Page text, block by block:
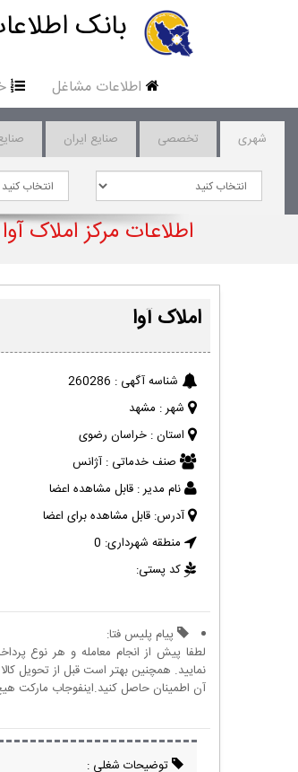
بانک
اطلاعات مشاغل
شهری تخصصی صنایع ایران
اطلاعات مرکز املاک آوا
املاک آوا
شناسه آگهی : 260286
شهر : مشهد
استان : خراسان رضوی
صنف خدماتی : آژانس
نام مدیر : قابل مشاهده اعضا
آدرس: قابل مشاهده برای اعضا
منطقه شهرداری: 0
کد پستی:
پیام پلیس فتا:
لطفا پیش از انجام معامله و هر نوع
نمایید. همچنین بهتر است قبل از تحویل
آن اطمینان حاصل کنید.اینفوجاب مارکت
توضیحات شغلی :